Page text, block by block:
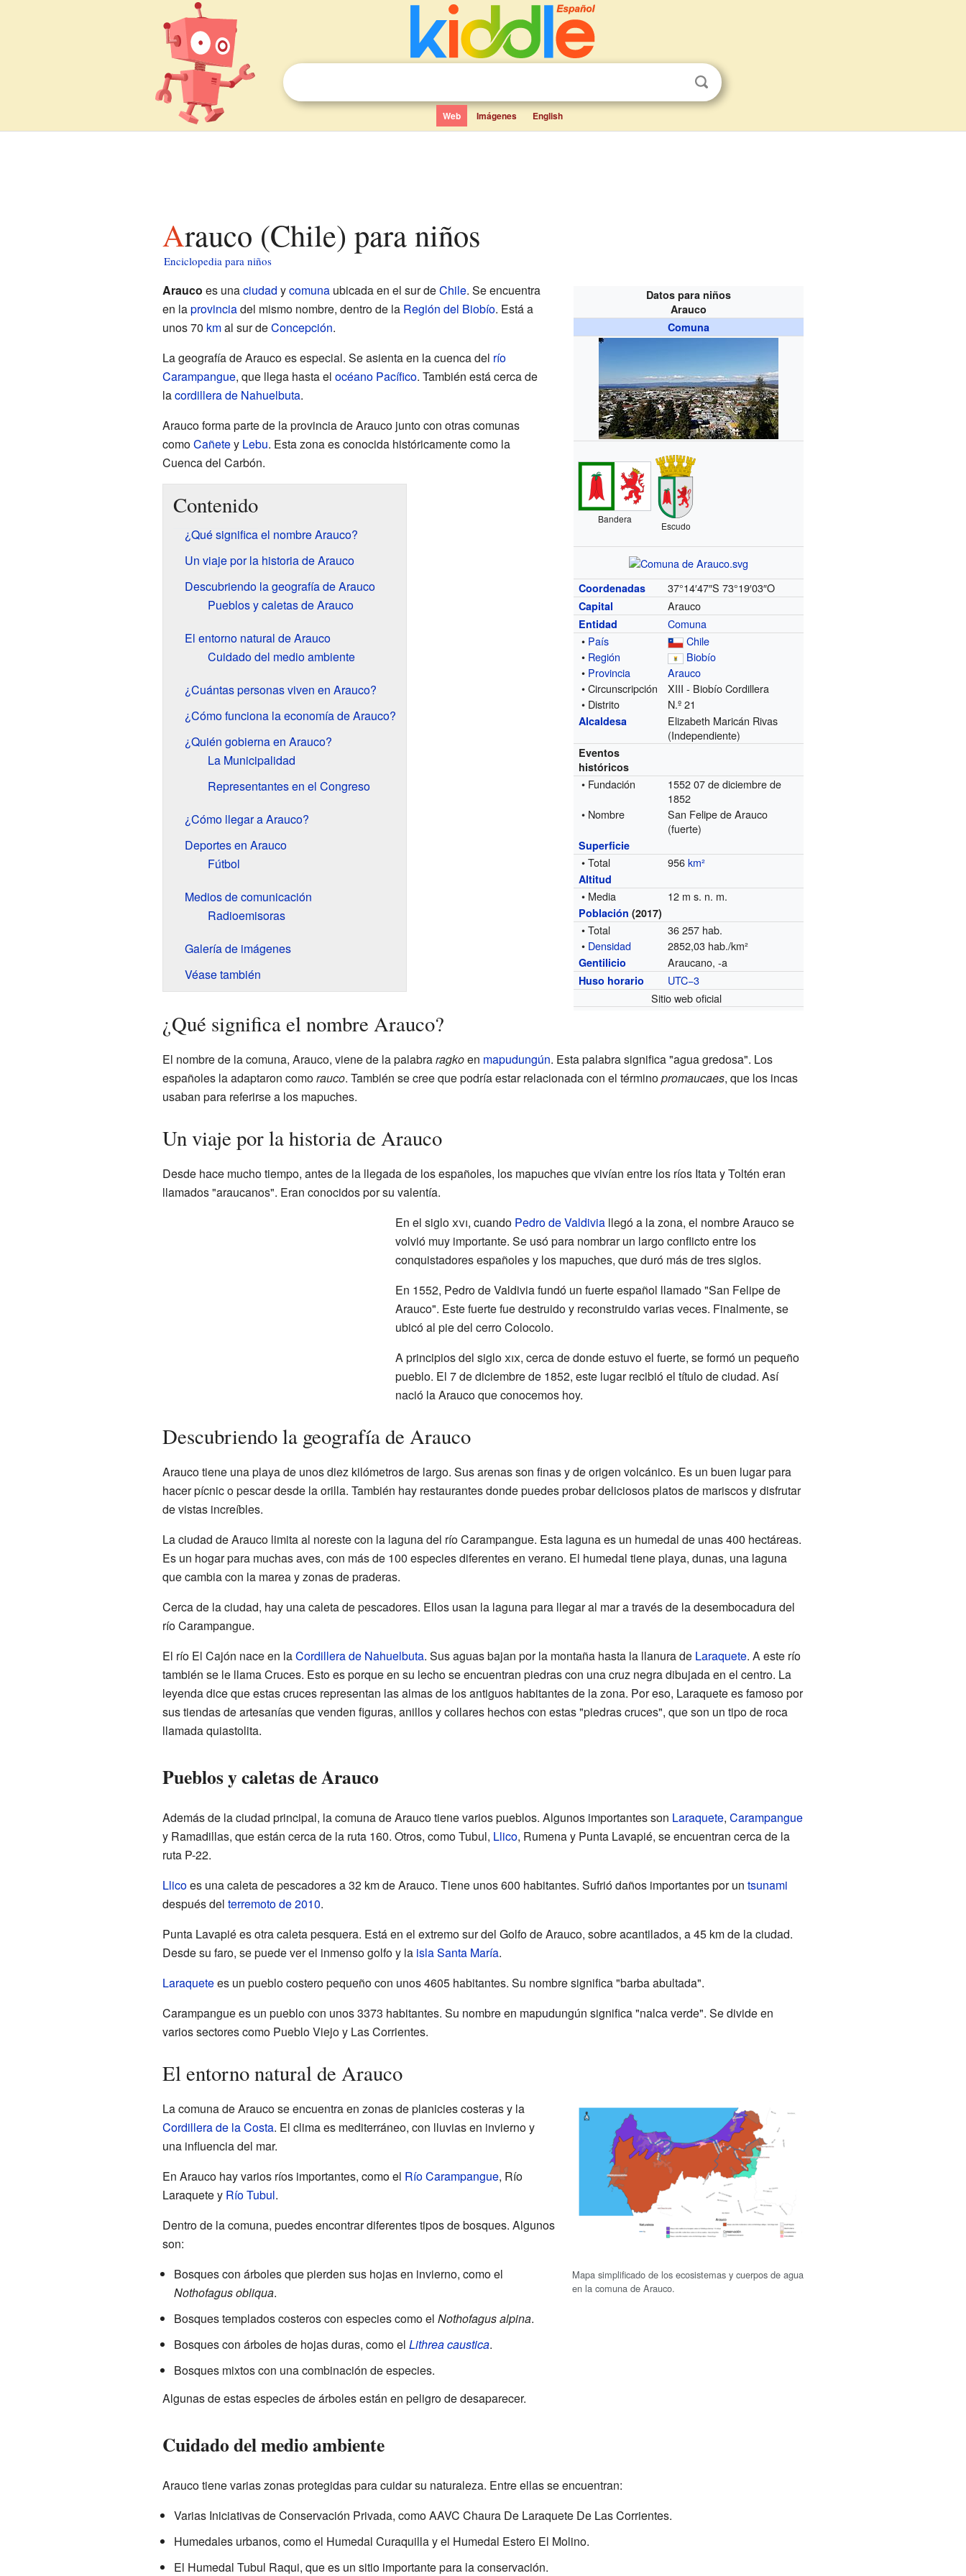
Web Imágenes English
Arauco (Chile) para niños
Enciclopedia para niños
Datos para niños
Arauco
Comuna
Bandera
Escudo
Coordenadas 37°14′47″S 73°19′03″O
Capital Arauco
Entidad
Comuna
• País
Chile
• Región
Biobío
• Provincia
Arauco
• Circunscripción
XIII - Biobío Cordillera
• Distrito
N.º 21
Alcaldesa
Elizabeth Maricán Rivas
(Independiente)
Eventos
históricos
• Fundación
1552 07 de diciembre de
1852
• Nombre
San Felipe de Arauco
(fuerte)
Superficie
• Total 956km²
Altitud
• Media 12 m s. n. m.
Población (2017)
• Total
36 257 hab.
• Densidad 2852,03 hab./km²
Gentilicio Araucano, -a
Huso horario
UTC−3
Sitio web oficial
Arauco es unaciudad ycomunaubicada en el sur deChile. Se encuentra
en laprovinciadel mismo nombre, dentro de la Región del Biobío. Está a
unos 70 kmal sur deConcepción.
La geografía de Arauco es especial. Se asienta en la cuenca del río
Carampangue, que llega hasta el océano Pacífico. También está cerca de
lacordillera de Nahuelbuta.
Arauco forma parte de la provincia de Arauco junto con otras comunas
comoCañetey Lebu. Esta zona es conocida históricamente como la
Cuenca del Carbón.
Contenido
¿Qué significa el nombre Arauco?
Un viaje por la historia de Arauco
Descubriendo la geografía de Arauco
Pueblos y caletas de Arauco
El entorno natural de Arauco
Cuidado del medio ambiente
¿Cuántas personas viven en Arauco?
¿Cómo funciona la economía de Arauco?
¿Quién gobierna en Arauco?
La Municipalidad
Representantes en el Congreso
¿Cómo llegar a Arauco?
Deportes en Arauco
Fútbol
Medios de comunicación
Radioemisoras
Galería de imágenes
Véase también
¿Qué significa el nombre Arauco?
El nombre de la comuna, Arauco, viene de la palabraragkoen mapudungún. Esta palabra significa "agua gredosa". Los
españoles la adaptaron comorauco. También se cree que podría estar relacionada con el términopromaucaes, que los incas
usaban para referirse a los mapuches.
Un viaje por la historia de Arauco
Desde hace mucho tiempo, antes de la llegada de los españoles, los mapuches que vivían entre los ríos Itata y Toltén eran
llamados "araucanos". Eran conocidos por su valentía.
En el sigloxvi, cuando Pedro de Valdiviallegó a la zona, el nombre Arauco se
volvió muy importante. Se usó para nombrar un largo conflicto entre los
conquistadores españoles y los mapuches, que duró más de tres siglos.
En 1552, Pedro de Valdivia fundó un fuerte español llamado "San Felipe de
Arauco". Este fuerte fue destruido y reconstruido varias veces. Finalmente, se
ubicó al pie del cerro Colocolo.
A principios del sigloxix, cerca de donde estuvo el fuerte, se formó un pequeño
pueblo. El 7 de diciembre de 1852, este lugar recibió el título de ciudad. Así
nació la Arauco que conocemos hoy.
Descubriendo la geografía de Arauco
Arauco tiene una playa de unos diez kilómetros de largo. Sus arenas son finas y de origen volcánico. Es un buen lugar para
hacer pícnic o pescar desde la orilla. También hay restaurantes donde puedes probar deliciosos platos de mariscos y disfrutar
de vistas increíbles.
La ciudad de Arauco limita al noreste con la laguna del río Carampangue. Esta laguna es un humedal de unas 400 hectáreas.
Es un hogar para muchas aves, con más de 100 especies diferentes en verano. El humedal tiene playa, dunas, una laguna
que cambia con la marea y zonas de praderas.
Cerca de la ciudad, hay una caleta de pescadores. Ellos usan la laguna para llegar al mar a través de la desembocadura del
río Carampangue.
El río El Cajón nace en laCordillera de Nahuelbuta. Sus aguas bajan por la montaña hasta la llanura de Laraquete. A este río
también se le llama Cruces. Esto es porque en su lecho se encuentran piedras con una cruz negra dibujada en el centro. La
leyenda dice que estas cruces representan las almas de los antiguos habitantes de la zona. Por eso, Laraquete es famoso por
sus tiendas de artesanías que venden figuras, anillos y collares hechos con estas "piedras cruces", que son un tipo de roca
llamada quiastolita.
Pueblos y caletas de Arauco
Además de la ciudad principal, la comuna de Arauco tiene varios pueblos. Algunos importantes son Laraquete, Carampangue
y Ramadillas, que están cerca de la ruta 160. Otros, como Tubul, Llico, Rumena y Punta Lavapié, se encuentran cerca de la
ruta P-22.
Llicoes una caleta de pescadores a 32 km de Arauco. Tiene unos 600 habitantes. Sufrió daños importantes por un tsunami
después del terremoto de 2010.
Punta Lavapié es otra caleta pesquera. Está en el extremo sur del Golfo de Arauco, sobre acantilados, a 45 km de la ciudad.
Desde su faro, se puede ver el inmenso golfo y la isla Santa María.
Laraquetees un pueblo costero pequeño con unos 4605 habitantes. Su nombre significa "barba abultada".
Carampangue es un pueblo con unos 3373 habitantes. Su nombre en mapudungún significa "nalca verde". Se divide en
varios sectores como Pueblo Viejo y Las Corrientes.
El entorno natural de Arauco
Mapa simplificado de los ecosistemas y cuerpos de agua
en la comuna de Arauco.
La comuna de Arauco se encuentra en zonas de planicies costeras y la
Cordillera de la Costa. El clima es mediterráneo, con lluvias en invierno y
una influencia del mar.
En Arauco hay varios ríos importantes, como el Río Carampangue, Río
Laraquete y Río Tubul.
Dentro de la comuna, puedes encontrar diferentes tipos de bosques. Algunos
son:
Bosques con árboles que pierden sus hojas en invierno, como el
Nothofagus obliqua.
Bosques templados costeros con especies como el Nothofagus alpina.
Bosques con árboles de hojas duras, como el Lithrea caustica.
Bosques mixtos con una combinación de especies.
Algunas de estas especies de árboles están en peligro de desaparecer.
Cuidado del medio ambiente
Arauco tiene varias zonas protegidas para cuidar su naturaleza. Entre ellas se encuentran:
Varias Iniciativas de Conservación Privada, como AAVC Chaura De Laraquete De Las Corrientes.
Humedales urbanos, como el Humedal Curaquilla y el Humedal Estero El Molino.
El Humedal Tubul Raqui, que es un sitio importante para la conservación.